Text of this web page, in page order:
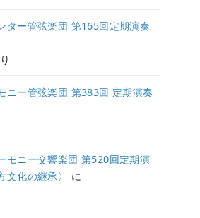
ター管弦楽団 第165回定期演奏
ニー管弦楽団 第383回 定期演奏
モニー交響楽団 第520回定期演
化の継承〉
に